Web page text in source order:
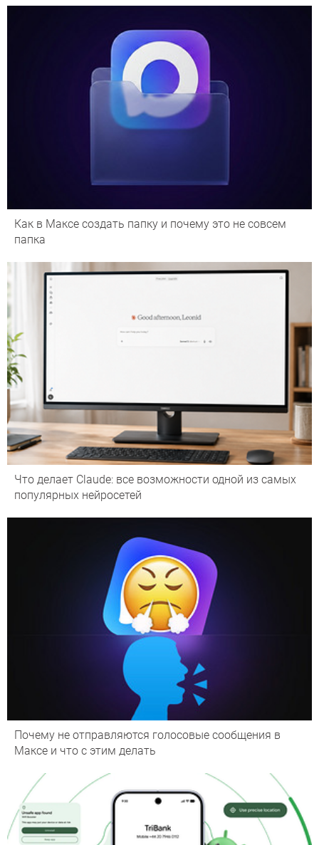
Как в Максе создать папку и почему это не совсем
папка
Что делает Сlaude: все возможности одной из самых
популярных нейросетей
Почему не отправляются голосовые сообщения в
Максе и что с этим делать